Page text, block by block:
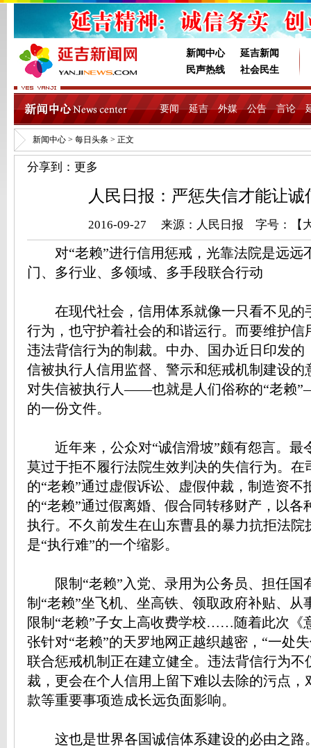
新闻中心
延吉新闻
民声热线
社会民生
要闻 延吉 外媒 公告 言论
新闻中心 > 每日头条 > 正文
分享到： 更多
人民日报：严惩失信才能让诚
2016-09-27 来源： 人民日报 字号：【
对“老赖”进行信用惩戒，光靠法院是远远
门、多行业、多领域、多手段联合行动
在现代社会，信用体系就像一只看不见的
行为，也守护着社会的和谐运行。而要维护信
违法背信行为的制裁。中办、国办近日印发的
信被执行人信用监督、警示和惩戒机制建设的
对失信被执行人——也就是人们俗称的“老赖
的一份文件。
近年来，公众对“诚信滑坡”颇有怨言。最
莫过于拒不履行法院生效判决的失信行为。在
的“老赖”通过虚假诉讼、虚假仲裁，制造资不
的“老赖”通过假离婚、假合同转移财产，以各
执行。不久前发生在山东曹县的暴力抗拒法院
是“执行难”的一个缩影。
限制“老赖”入党、录用为公务员、担任国
制“老赖”坐飞机、坐高铁、领取政府补贴、从
限制“老赖”子女上高收费学校……随着此次《
张针对“老赖”的天罗地网正越织越密，“一处
联合惩戒机制正在建立健全。违法背信行为不
裁，更会在个人信用上留下难以去除的污点，
款等重要事项造成长远负面影响。
这也是世界各国诚信体系建设的必由之路